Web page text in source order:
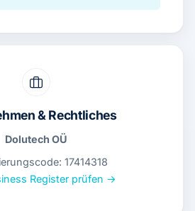
& Rechtliches
Dolutech OÜ
17414318
Register prüfen →